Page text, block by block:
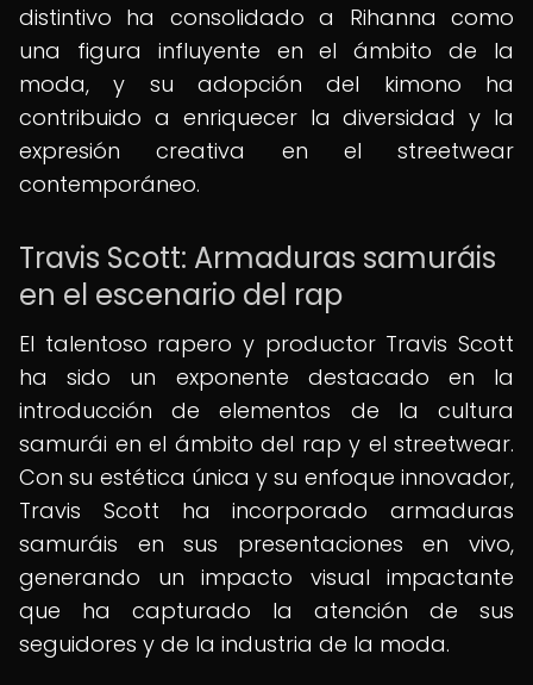
distintivo ha consolidado a Rihanna como
una figura influyente en el ámbito de la
moda, y su adopción del kimono ha
contribuido a enriquecer la diversidad y la
expresión creativa en el streetwear
contemporáneo.
Travis Scott: Armaduras samuráis
en el escenario del rap
El talentoso rapero y productor Travis Scott
ha sido un exponente destacado en la
introducción de elementos de la cultura
samurái en el ámbito del rap y el streetwear.
Con su estética única y su enfoque innovador,
Travis Scott ha incorporado armaduras
samuráis en sus presentaciones en vivo,
generando un impacto visual impactante
que ha capturado la atención de sus
seguidores y de la industria de la moda.